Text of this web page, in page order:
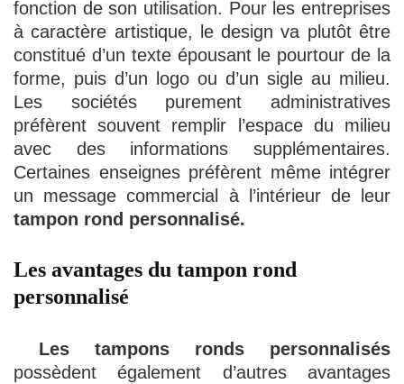
fonction de son utilisation. Pour les entreprises
à caractère artistique, le design va plutôt être
constitué d’un texte épousant le pourtour de la
forme, puis d’un logo ou d’un sigle au milieu.
Les sociétés purement administratives
préfèrent souvent remplir l’espace du milieu
avec des informations supplémentaires.
Certaines enseignes préfèrent même intégrer
un message commercial à l’intérieur de leur
tampon rond personnalisé.
Les avantages du tampon rond
personnalisé
Les tampons ronds personnalisés
possèdent également d’autres avantages